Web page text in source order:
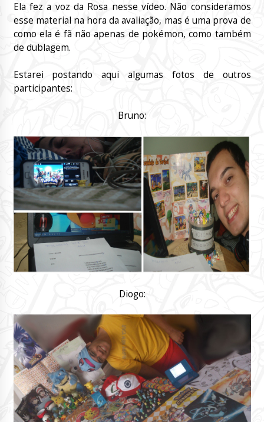
Ela fez a voz da Rosa nesse vídeo. Não consideramos
esse material na hora da avaliação, mas é uma prova de
como ela é fã não apenas de pokémon, como também
de dublagem.
Estarei postando aqui algumas fotos de outros
participantes:
Bruno:
Diogo: